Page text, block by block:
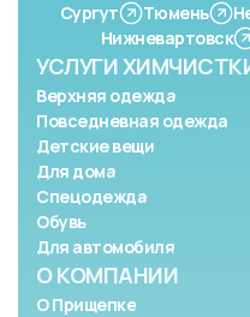
Сургут Тюмень
Нижневартовск
О КОМПАНИИ
О Прищепке
УСЛУГИ
Верхняя одежда
Повседневная одежда
Детские вещи
Для дома
Спецодежда
Обувь
Для автомобиля